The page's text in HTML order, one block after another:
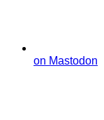
on Mastodon